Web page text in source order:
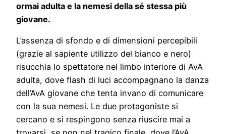
ormai adulta e la nemesi della sé stessa più
giovane.
L’assenza di sfondo e di dimensioni percepibili
(grazie al sapiente utilizzo del bianco e nero)
risucchia lo spettatore nel limbo interiore di AvA
adulta, dove flash di luci accompagnano la danza
dell’AvA giovane che tenta invano di comunicare
con la sua nemesi. Le due protagoniste si
cercano e si respingono senza riuscire mai a